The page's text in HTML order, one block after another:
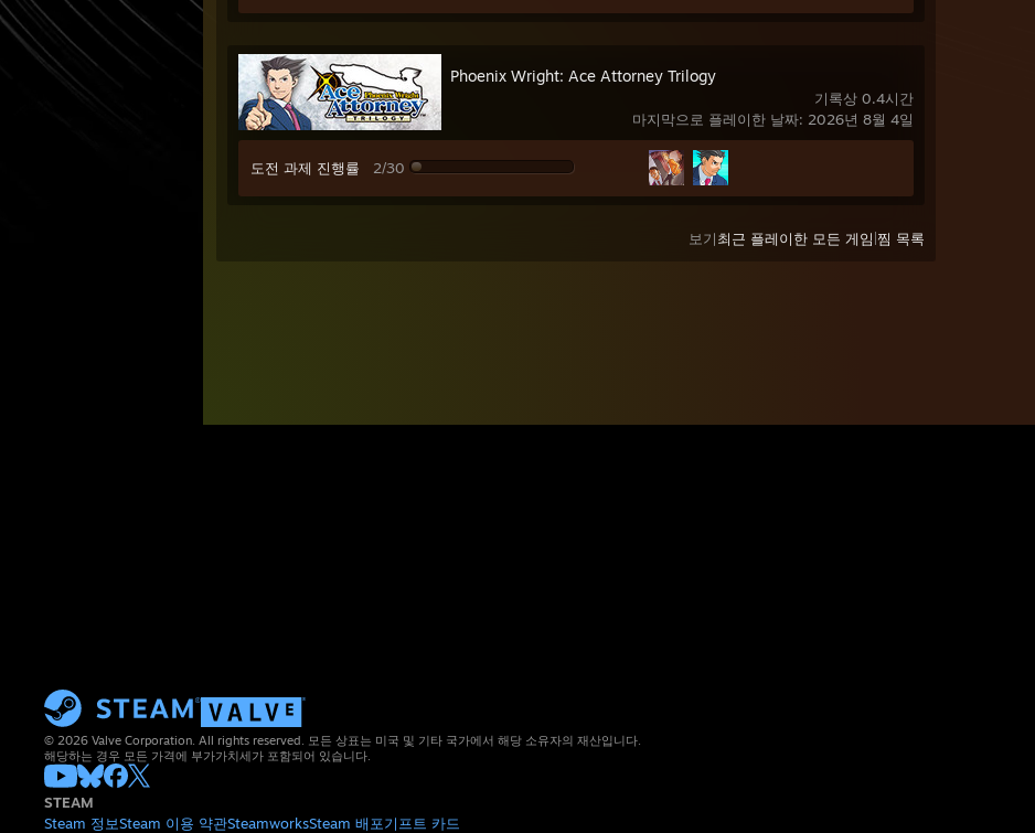
기록상 0.4시간
마지막으로 플레이한 날짜: 2026년 8월 4일
Phoenix Wright: Ace Attorney Trilogy
도전 과제 진행률 2/30
보기최근 플레이한 모든 게임 찜 목록
© 2026 Valve Corporation. All rights reserved. 모든 상표는 미국 및 기타 국가에서 해당 소유자의 재산입니다.
해당하는 경우 모든 가격에 부가가치세가 포함되어 있습니다.
STEAM
Steam 정보Steam 이용 약관SteamworksSteam 배포기프트 카드